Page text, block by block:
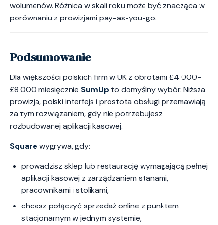
wolumenów. Różnica w skali roku może być znacząca w
porównaniu z prowizjami pay-as-you-go.
Podsumowanie
Dla większości polskich firm w UK z obrotami £4 000–
£8 000 miesięcznie SumUp to domyślny wybór. Niższa
prowizja, polski interfejs i prostota obsługi przemawiają
za tym rozwiązaniem, gdy nie potrzebujesz
rozbudowanej aplikacji kasowej.
Square wygrywa, gdy:
prowadzisz sklep lub restaurację wymagającą pełnej
aplikacji kasowej z zarządzaniem stanami,
pracownikami i stolikami,
chcesz połączyć sprzedaż online z punktem
stacjonarnym w jednym systemie,